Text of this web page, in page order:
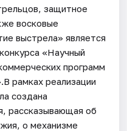
защитное
восковые
выстрела» является
«Научный
программ
рамках реализации
создана
рассказывающая об
о механизме